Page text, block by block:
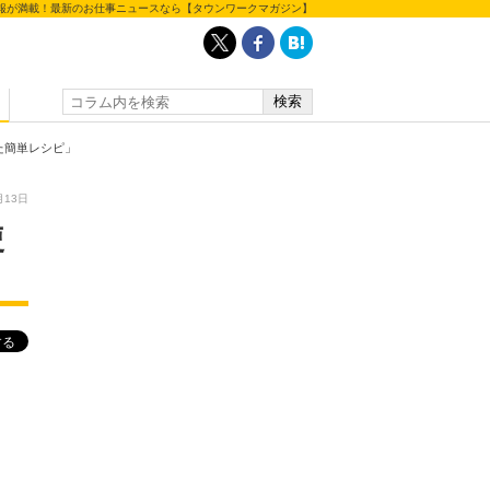
満載！最新のお仕事ニュースなら【タウンワークマガジン】
単レシピ」
13日